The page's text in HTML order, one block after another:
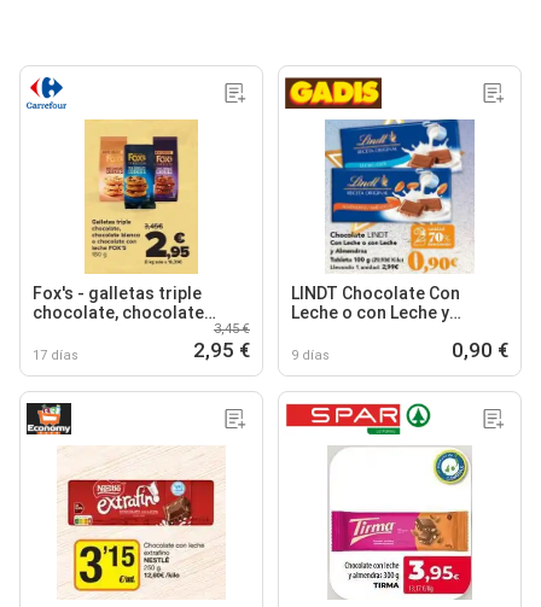
Fox's - galletas triple
chocolate, chocolate
blanco o chocolate con
leche
17 días
3,45 €
2,95 €
LINDT Chocolate Con
Leche o con Leche y
9 días 0,90 €